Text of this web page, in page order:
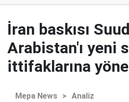
İran baskısı
Arabistan'ı yeni
ittifaklarına
Mepa News > Analiz